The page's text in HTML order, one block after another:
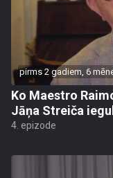
pirms 2 gadiem, 6
Ko Maestro
Jāņa Streiča
4. epizode